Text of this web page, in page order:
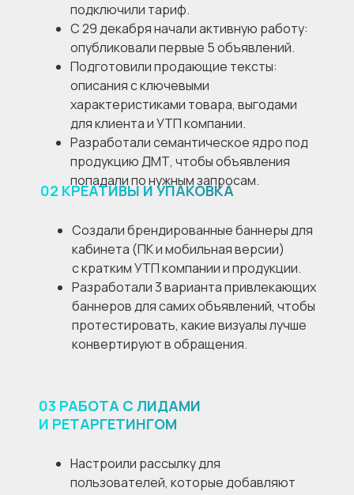
подключили тариф.
С 29 декабря начали активную работу:
опубликовали первые 5 объявлений.
Подготовили продающие тексты:
описания с ключевыми
характеристиками товара, выгодами
для клиента и УТП компании.
Разработали семантическое ядро под
продукцию ДМТ, чтобы объявления
попадали по нужным запросам.
Создали брендированные баннеры для
кабинета (ПК и мобильная версии)
с кратким УТП компании и продукции.
Разработали 3 варианта привлекающих
баннеров для самих объявлений, чтобы
протестировать, какие визуалы лучше
конвертируют в обращения.
02 КРЕАТИВЫ И УПАКОВКА
Настроили рассылку для
пользователей, которые добавляют
03 РАБОТА С ЛИДАМИ
И РЕТАРГЕТИНГОМ